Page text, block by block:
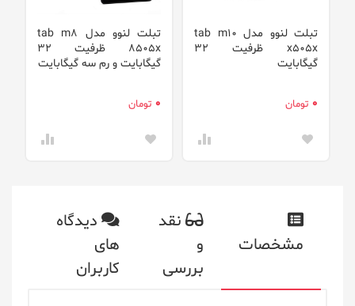
تبلت لنوو مدل tab m10
x505x ظرفیت 32
گیگابایت
0 تومان
تبلت لنوو مدل tab m8
8505x ظرفیت 32
گیگابایت و رم سه گیگابایت
0 تومان
مشخصات
نقد
و
بررسی
دیدگاه
های
کاربران